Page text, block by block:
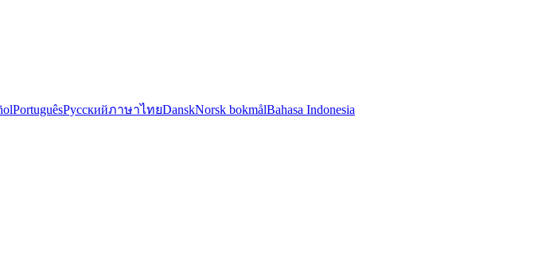
PortuguêsРусскийภาษาไทยDanskNorsk bokmålBahasa Indonesia